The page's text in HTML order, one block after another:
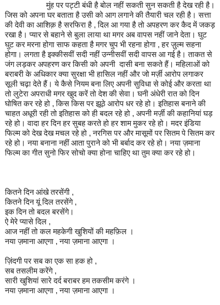
मुंह पर पट्टी बंधी है बोल नहीं सकती सुन सकती है देख रही है।
जिस को अपना घर बताता है उसी को आग लगाने की तैयारी चल रही है। सत्ता
की देवी का आशिक़ है सरफिरा है , दिल आ गया है तो अपहरण कर कैद में जकड़
रखा है। प्यार से बहाने से बुला लाया था मगर अब वापस नहीं जाने देता। घुट
घुट कर मरना होगा साफ कहता है मगर चुप भी रहना होगा , हर ज़ुल्म सहना
होगा। लगता है इक्कीसवीं सदी नहीं उन्नीसवीं सदी वापस आ गई है। ताकत से
जंग लड़कर अपहरण कर किसी को अपनी दासी बना सकते हैं। महिलाओं को
बराबरी के अधिकार क्या सुरक्षा भी हासिल नहीं और जो मर्ज़ी आरोप लगाकर
सूली चढ़ा देते हैं। ये कैसे नियम बना लिए अपनी सुविधा से कोई और करता था
तो लुटेरा अपराधी मगर खुद करें तो देश की सेवा। घनी अंधेरी रात को दिन
घोषित कर रहे हो , किस किस पर झूठे आरोप धर रहे हो। इतिहास बनाने की
चाहत अधूरी रही तो इतिहास को ही बदल रहे हो , अपनी मर्ज़ी की कहानियां घड़
रहे हो। वादा हर दिन हर सुबह करते हो हर शाम मुकर रहे हो। मदर इंडिया
फिल्म को देख देख मचल रहे हो , नरगिस पर और मासूमों पर सितम पे सितम कर
रहे हो। नया बनाना नहीं आता पुराने को भी बर्बाद कर रहे हो। नया ज़माना
फिल्म का गीत सुनो फिर सोचो क्या होना चाहिए था तुम क्या कर रहे हो।
कितने दिन आंखे तरसेंगी ,
कितने दिन यूं दिल तरसेंगे ,
इक दिन तो बदल बरसेंगे।
ऐ मेरे प्यासे दिल ,
आज नहीं तो कल महकेगी खुशियों की महफ़िल ।
नया ज़माना आएगा , नया ज़माना आएगा ।
ज़िंदगी पर सब का एक सा हक हो ,
सब तसलीम करेंगे ,
सारी खुशियां सारे दर्द बराबर हम तकसीम करंगे ।
नया ज़माना आएगा , नया ज़माना आएगा ।